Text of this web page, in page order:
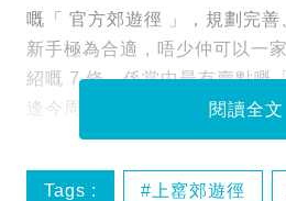
嘅「 官方郊遊徑 」，規劃完善
新手極為合適，唔少仲可以一
紹嘅 7 條，係當中最有賣點嘅
逢今周氣溫下降，最啱去行下啦
閱讀全文
Tags : 上窰郊遊徑